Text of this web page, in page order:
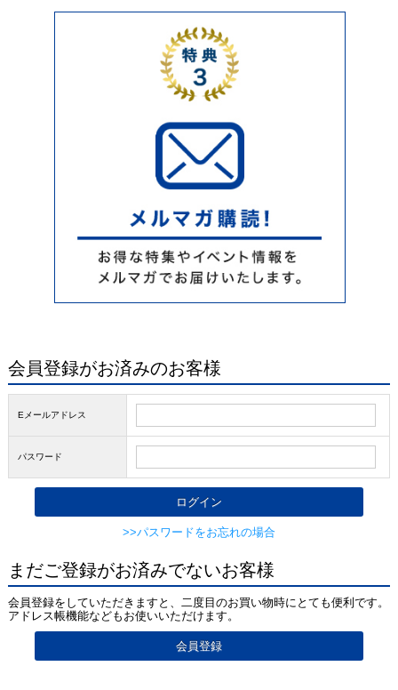
会員登録がお済みのお客様
Eメールアドレス
パスワード
>>パスワードをお忘れの場合
まだご登録がお済みでないお客様
会員登録をしていただきますと、二度目のお買い物時にとても便利です。
アドレス帳機能などもお使いいただけます。